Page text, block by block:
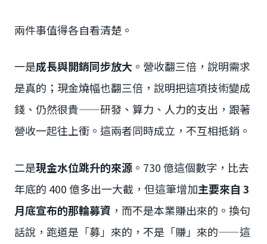
兩件事值得各自看清楚。
一是成長與開銷同步放大 。營收翻三倍，說明需求
是真的；現金燒幅也翻三倍，說明把這項技術變成
錢、仍然很貴——研發、算力、人力的支出，跟著
營收一起往上衝。這兩者同時成立，不互相抵銷。
二是現金水位跳升的來源 。730 億這個數字，比去
年底的 400 億多出一大截，但這筆增加主要來自 3
月底宣布的那輪募資 ，而不是本業賺出來的。換句
話說，跑道是「募」來的，不是「賺」來的——這